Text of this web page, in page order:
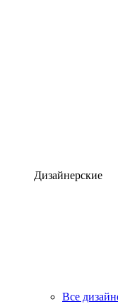
Дизайнерские
Все